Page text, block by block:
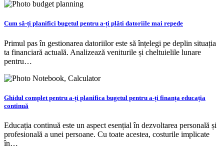
Cum să-ți planifici bugetul pentru a-ți plăti datoriile mai repede
Primul pas în gestionarea datoriilor este să înțelegi pe deplin situația
ta financiară actuală. Analizează veniturile și cheltuielile lunare
pentru…
Ghidul complet pentru a-ți planifica bugetul pentru a-ți finanța educația
continuă
Educația continuă este un aspect esențial în dezvoltarea personală și
profesională a unei persoane. Cu toate acestea, costurile implicate
în…